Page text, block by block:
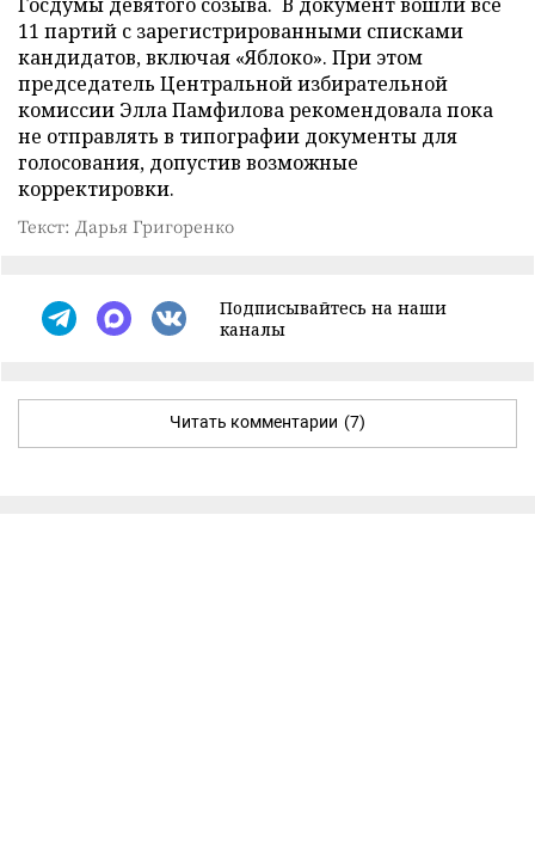
11 партий с зарегистрированными списками
кандидатов, включая «Яблоко». При этом
председатель Центральной избирательной
комиссии Элла Памфилова рекомендовала пока
не отправлять в типографии документы для
голосования, допустив возможные
корректировки.
Текст: Дарья Григоренко
Подписывайтесь на наши
каналы
Читать комментарии (7)